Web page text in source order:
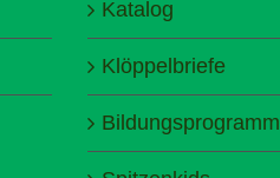
Katalog
Klöppelbriefe
Bildungsprogramm